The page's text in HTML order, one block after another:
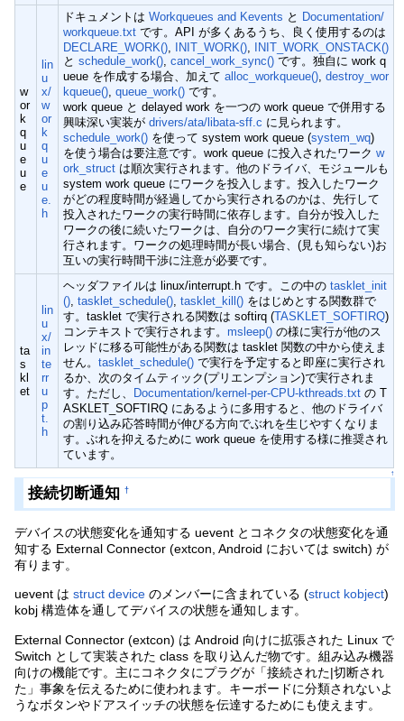
w
or
k
q
u
e
u
e
lin
u
x/
w
or
k
q
u
e
u
e.
h
ドキュメントはWorkqueues and Kevents と Documentation/
workqueue.txt です。API が多くあるうち、良く使用するのは
DECLARE_WORK(), INIT_WORK(),
INIT_WORK_ONSTACK()
とschedule_work(),cancel_work_sync() です。独自に work q
ueue を作成する場合、加えてalloc_workqueue(),destroy_wor
kqueue(),queue_work() です。
work queue と delayed work を一つの work queue で併用する
興味深い実装がdrivers/ata/libata-sff.c に見られます。
schedule_work() を使って system work queue (system_wq)
を使う場合は要注意です。work queue に投入されたワークw
ork_struct は順次実行されます。他のドライバ、モジュールも
system work queue にワークを投入します。投入したワーク
がどの程度時間が経過してから実行されるのかは、先行して
投入されたワークの実行時間に依存します。自分が投入した
ワークの後に続いたワークは、自分のワーク実行に続けて実
行されます。ワークの処理時間が長い場合、(見も知らない)お
互いの実行時間干渉に注意が必要です。
ta
s
kl
et
lin
u
x/
in
te
rr
u
p
t.
h
ヘッダファイルは linux/interrupt.h です。この中のtasklet_init
(),tasklet_schedule(),tasklet_kill() をはじめとする関数群で
す。tasklet で実行される関数は softirq (TASKLET_SOFTIRQ)
コンテキストで実行されます。msleep() の様に実行が他のス
レッドに移る可能性がある関数は tasklet 関数の中から使えま
せん。tasklet_schedule() で実行を予定すると即座に実行され
るか、次のタイムティック(プリエンプション)で実行されま
す。ただし、
Documentation/kernel-per-CPU-kthreads.txt の T
ASKLET_SOFTIRQ にあるように多用すると、他のドライバ
の割り込み応答時間が伸びる方向でぶれを生じやすくなりま
す。ぶれを抑えるために work queue を使用する様に推奨され
ています。
↑
接続切断通知 †
デバイスの状態変化を通知する uevent とコネクタの状態変化を通
知する External Connector (extcon, Android においては switch) が
有ります。
uevent はstruct device のメンバーに含まれている (struct kobject)
kobj 構造体を通してデバイスの状態を通知します。
External Connector (extcon) は Android 向けに拡張された Linux で
Switch として実装された class を取り込んだ物です。組み込み機器
向けの機能です。主にコネクタにプラグが「接続された|切断され
た」事象を伝えるために使われます。キーボードに分類されないよ
うなボタンやドアスイッチの状態を伝達するためにも使えます。